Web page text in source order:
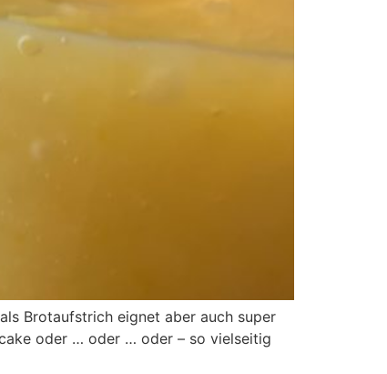
Brotaufstrich eignet aber auch super
oder … oder … oder – so vielseitig